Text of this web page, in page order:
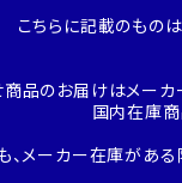
こちらに記載のもの
品のお届けはメーカ
国内在庫商
、メーカー在庫がある